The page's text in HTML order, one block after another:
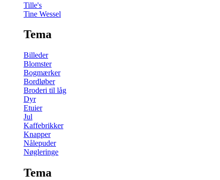
Tille's
Tine Wessel
Tema
Billeder
Blomster
Bogmærker
Bordløber
Broderi til låg
Dyr
Etuier
Jul
Kaffebrikker
Knapper
Nålepuder
Nøgleringe
Tema